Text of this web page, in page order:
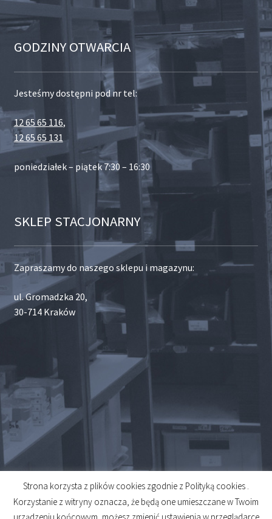
GODZINY OTWARCIA
Jesteśmy dostępni pod nr tel:
12 65 65 116,
12 65 65 131
poniedziałek – piątek 7:30 – 16:30
SKLEP STACJONARNY
Zapraszamy do naszego sklepu i magazynu:
ul. Gromadzka 20,
30-714 Kraków
© 2026
Created byMidero
Strona korzysta z plików cookies zgodnie z Polityką cookies .
Korzystanie z witryny oznacza, że będą one umieszczane w Twoim